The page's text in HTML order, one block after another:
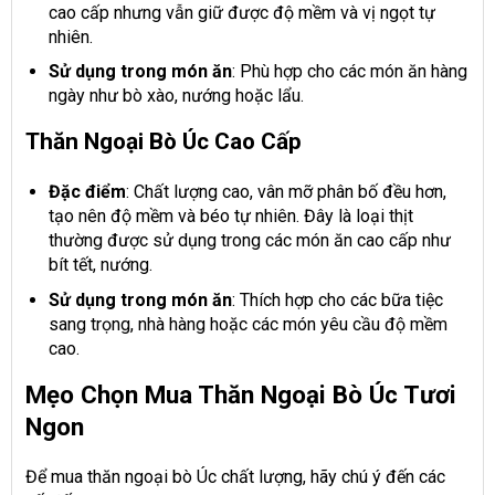
cao cấp nhưng vẫn giữ được độ mềm và vị ngọt tự
nhiên.
Sử dụng trong món ăn: Phù hợp cho các món ăn hàng
ngày như bò xào, nướng hoặc lẩu.
Thăn Ngoại Bò Úc Cao Cấp
Đặc điểm: Chất lượng cao, vân mỡ phân bố đều hơn,
tạo nên độ mềm và béo tự nhiên. Đây là loại thịt
thường được sử dụng trong các món ăn cao cấp như
bít tết, nướng.
Sử dụng trong món ăn: Thích hợp cho các bữa tiệc
sang trọng, nhà hàng hoặc các món yêu cầu độ mềm
cao.
Mẹo Chọn Mua Thăn Ngoại Bò Úc Tươi
Ngon
Để mua thăn ngoại bò Úc chất lượng, hãy chú ý đến các